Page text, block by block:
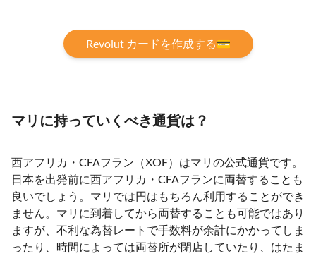
Revolut カードを作成する💳
マリに持っていくべき通貨は？
西アフリカ・CFAフラン（XOF）はマリの公式通貨です。
日本を出発前に西アフリカ・CFAフランに両替することも
良いでしょう。マリでは円はもちろん利用することができ
ません。マリに到着してから両替することも可能ではあり
ますが、不利な為替レートで手数料が余計にかかってしま
ったり、時間によっては両替所が閉店していたり、はたま